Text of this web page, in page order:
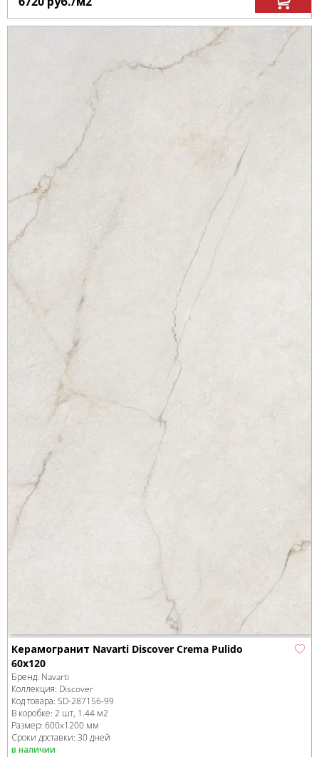
Керамогранит Navarti Discover Crema Pulido
60x120
Бренд: Navarti
Коллекция: Discover
Код товара: SD-287156-99
В коробке: 2 шт, 1.44 м2
Размер: 600x1200 мм
Сроки доставки: 30 дней
в наличии